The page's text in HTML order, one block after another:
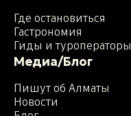
Где остановиться
Гастрономия
Гиды и туроператоры
Медиа/Блог
Пишут об Алматы
Новости